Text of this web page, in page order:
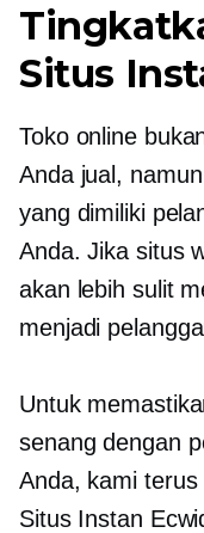
Situs
Toko online
Anda jual,
yang dimiliki
Anda. Jika situs
akan lebih sulit
menjadi
Untuk
senang dengan
Anda, kami
Situs Instan